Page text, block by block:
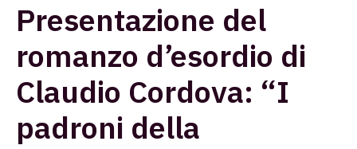
Presentazione del
romanzo d’esordio di
Claudio Cordova: “I
padroni della